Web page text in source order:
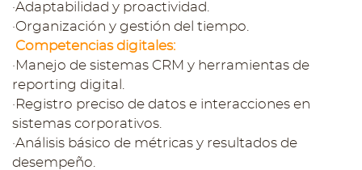
·Adaptabilidad y proactividad.
·Organización y gestión del tiempo.
Competencias digitales:
·Manejo de sistemas CRM y herramientas de
reporting digital.
·Registro preciso de datos e interacciones en
sistemas corporativos.
·Análisis básico de métricas y resultados de
desempeño.